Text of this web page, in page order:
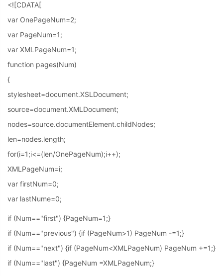
<![CDATA[
var OnePageNum=2;
var PageNum=1;
var XMLPageNum=1;
function pages(Num)
{
stylesheet=document.XSLDocument;
source=document.XMLDocument;
nodes=source.documentElement.childNodes;
len=nodes.length;
for(i=1;i<=(len/OnePageNum);i++);
XMLPageNum=i;
var firstNum=0;
var lastNume=0;
if (Num=="first") {PageNum=1;}
if (Num=="previous") {if (PageNum>1) PageNum -=1;}
if (Num=="next") {if (PageNum<XMLPageNum) PageNum +=1;}
if (Num=="last") {PageNum =XMLPageNum;}